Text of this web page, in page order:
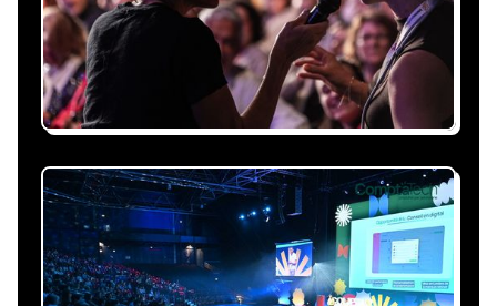
personnalisée, claire et adaptée à votre
événement et à vos contraintes.
Nous nous occupons de
tout
Gestion du planning, échanges avec le
conférencier, coordination logistique : vous